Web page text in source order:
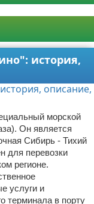
история,
морской
Он является
Сибирь - Тихий
для перевозки
регионе.
услуги и
терминала в порту